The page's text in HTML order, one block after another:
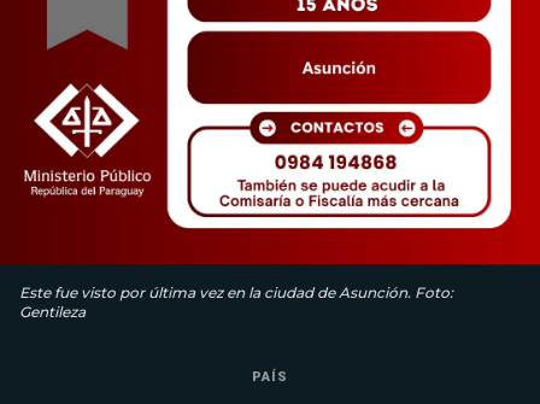
Este fue visto por última vez en la ciudad de Asunción. Foto:
Gentileza
PAÍS